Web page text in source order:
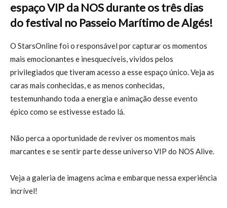
espaço VIP da NOS durante os três dias
do festival no Passeio Marítimo de Algés!
O StarsOnline foi o responsável por capturar os momentos
mais emocionantes e inesquecíveis, vividos pelos
privilegiados que tiveram acesso a esse espaço único. Veja as
caras mais conhecidas, e as menos conhecidas,
testemunhando toda a energia e animação desse evento
épico como se estivesse estado lá.
Não perca a oportunidade de reviver os momentos mais
marcantes e se sentir parte desse universo VIP do NOS Alive.
Veja a galeria de imagens acima e embarque nessa experiência
incrível!